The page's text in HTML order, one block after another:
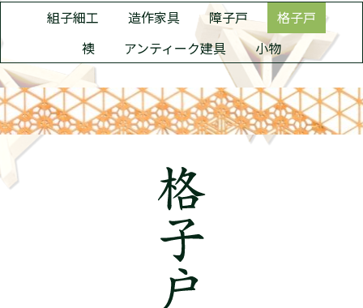
組子細工 造作家具 障子戸
格子戸
襖
アンティーク建具 小物